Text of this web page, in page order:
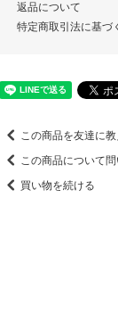
返品について
特定商取引法に基づ
この商品を友達に
この商品について
買い物を続ける